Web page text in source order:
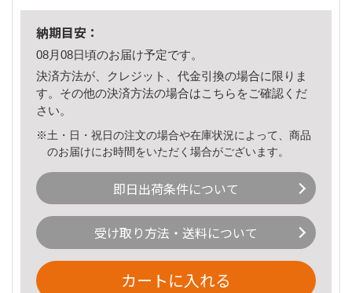
納期目安：
08月08日頃のお届け予定です。
決済方法が、クレジット、代金引換の場合に限りま
す。その他の決済方法の場合はこちら をご確認くだ
さい。
※土・日・祝日の注文の場合や在庫状況によって、商品
のお届けにお時間をいただく場合がございます。
即日出荷条件について
受け取り方法・送料について
カートに入れる